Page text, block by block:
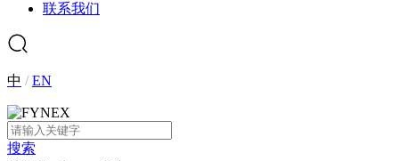
联系我们
中 /EN
搜索